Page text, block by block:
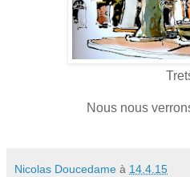
Nous nous
Nicolas Doucedame à 14.4.15